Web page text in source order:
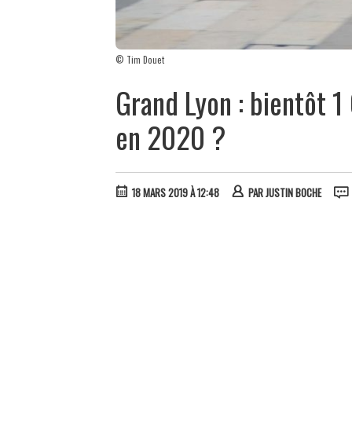
© Tim Douet
Grand Lyon : bientôt
en 2020 ?
18 MARS 2019 À 12:48 PARJUSTIN BOCHE